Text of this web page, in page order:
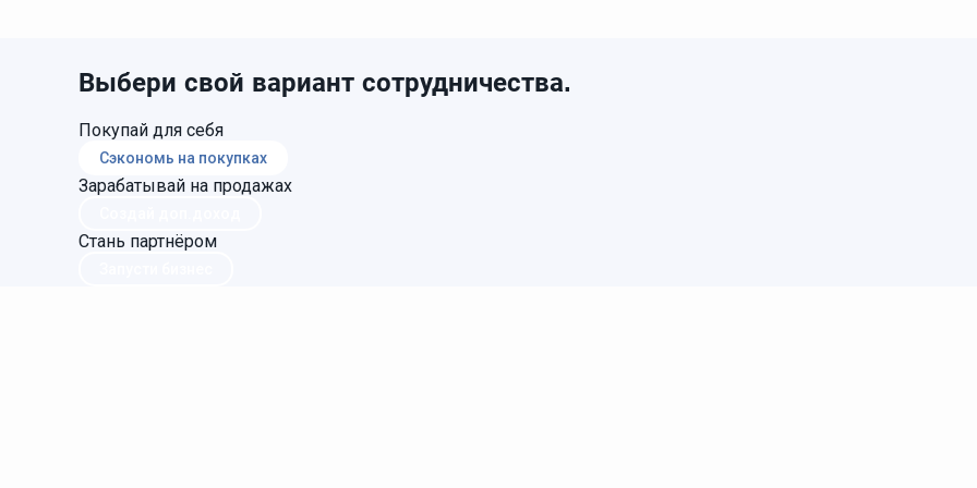
Выбери свой вариант сотрудничества.
Покупай для себя
Сэкономь на покупках
Зарабатывай на продажах
Стань партнёром